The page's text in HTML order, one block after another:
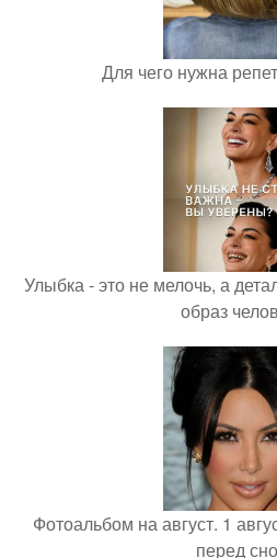
Для чего нужна
Улыбка - это не мелочь, а
образ
Фотоальбом на август. 1
перед